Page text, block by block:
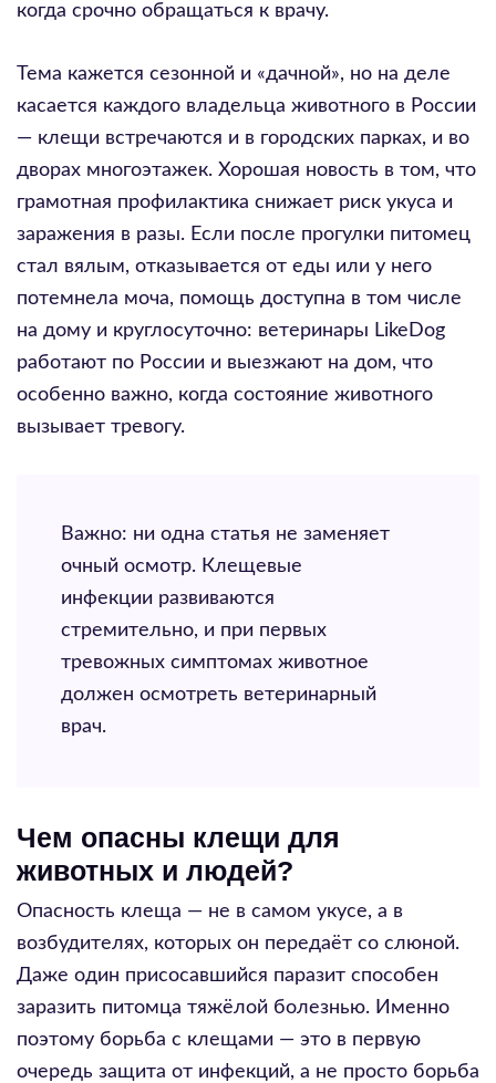
когда срочно обращаться к врачу.
Тема кажется сезонной и «дачной», но на деле
касается каждого владельца животного в России
— клещи встречаются и в городских парках, и во
дворах многоэтажек. Хорошая новость в том, что
грамотная профилактика снижает риск укуса и
заражения в разы. Если после прогулки питомец
стал вялым, отказывается от еды или у него
потемнела моча, помощь доступна в том числе
на дому и круглосуточно: ветеринары LikeDog
работают по России и выезжают на дом, что
особенно важно, когда состояние животного
вызывает тревогу.
Важно: ни одна статья не заменяет
очный осмотр. Клещевые
инфекции развиваются
стремительно, и при первых
тревожных симптомах животное
должен осмотреть ветеринарный
врач.
Чем опасны клещи для
животных и людей?
Опасность клеща — не в самом укусе, а в
возбудителях, которых он передаёт со слюной.
Даже один присосавшийся паразит способен
заразить питомца тяжёлой болезнью. Именно
поэтому борьба с клещами — это в первую
очередь защита от инфекций, а не просто борьба